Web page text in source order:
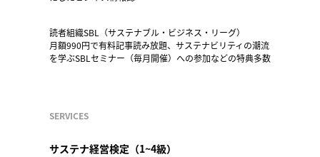
読者組織SBL（サステナブル・ビジネス・リーグ）
月額990円で有料記事読み放題、サステナビリティの潮流
を学ぶSBLセミナー（毎月開催）への参加などの特典多数
SERVICES
サステナ経営検定（1~4級）